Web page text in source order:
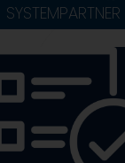
SYSTEMPARTNER